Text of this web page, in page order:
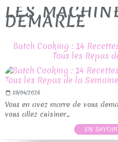
LES
DEMARLE
Batch Cooking : 14
Tous les Repas
19/04/2026
Vous en avez marre de vous
vous allez cuisiner...
EN